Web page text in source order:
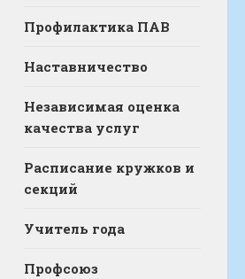
Профилактика ПАВ
Наставничество
Независимая оценка
качества услуг
Расписание кружков и
секций
Учитель года
Профсоюз